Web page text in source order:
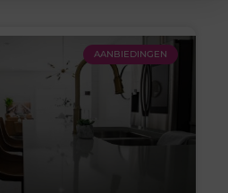
AANBIEDINGEN